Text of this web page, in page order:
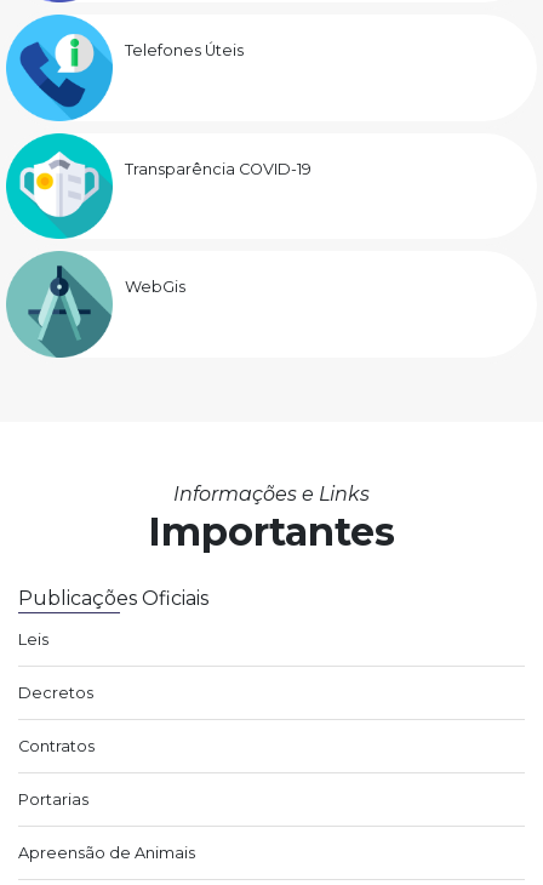
Telefones Úteis
Transparência COVID-19
WebGis
Informações e Links
Importantes
Publicações Oficiais
Leis
Decretos
Contratos
Portarias
Apreensão de Animais